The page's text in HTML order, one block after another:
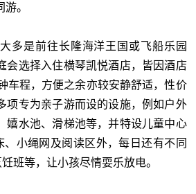
。
多是前往长隆海洋王国或飞船乐园
会选择入住横琴凯悦酒店，皆因酒店
车程，方便之余亦较安静舒适，性价
项专为亲子游而设的设施，例如户外
嬉水池、滑梯池等，并特设儿童中心
、小绳网及阅读区外，每日还有不同
班等，让小孩尽情耍乐放电。